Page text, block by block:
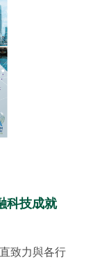
科技成就
致力與各行